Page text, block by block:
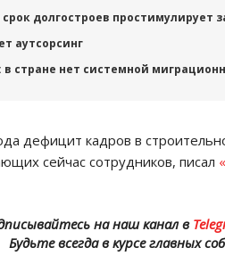
долгостроев простимулирует
аутсорсинг
стране нет системной
дефицит кадров в
сейчас сотрудников, писал
на наш канал в
Будьте всегда в курсе главных